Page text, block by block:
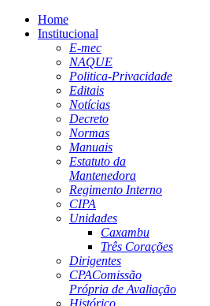
Home
Institucional
E-mec
NAQUE
Politica-Privacidade
Editais
Notícias
Decreto
Normas
Manuais
Estatuto da
Mantenedora
Regimento Interno
CIPA
Unidades
Caxambu
Três Corações
Dirigentes
CPAComissão
Própria de Avaliação
Histórico